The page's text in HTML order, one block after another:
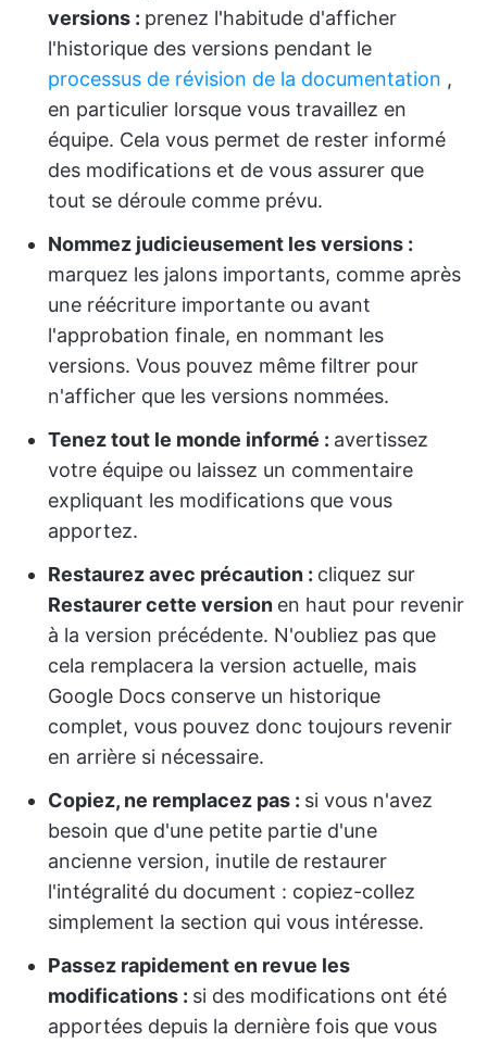
versions : prenez l'habitude d'afficher
l'historique des versions pendant le
processus de révision de la documentation ,
en particulier lorsque vous travaillez en
équipe. Cela vous permet de rester informé
des modifications et de vous assurer que
tout se déroule comme prévu.
Nommez judicieusement les versions :
marquez les jalons importants, comme après
une réécriture importante ou avant
l'approbation finale, en nommant les
versions. Vous pouvez même filtrer pour
n'afficher que les versions nommées.
Tenez tout le monde informé : avertissez
votre équipe ou laissez un commentaire
expliquant les modifications que vous
apportez.
Restaurez avec précaution : cliquez sur
Restaurer cette version en haut pour revenir
à la version précédente. N'oubliez pas que
cela remplacera la version actuelle, mais
Google Docs conserve un historique
complet, vous pouvez donc toujours revenir
en arrière si nécessaire.
Copiez, ne remplacez pas : si vous n'avez
besoin que d'une petite partie d'une
ancienne version, inutile de restaurer
l'intégralité du document : copiez-collez
simplement la section qui vous intéresse.
Passez rapidement en revue les
modifications : si des modifications ont été
apportées depuis la dernière fois que vous